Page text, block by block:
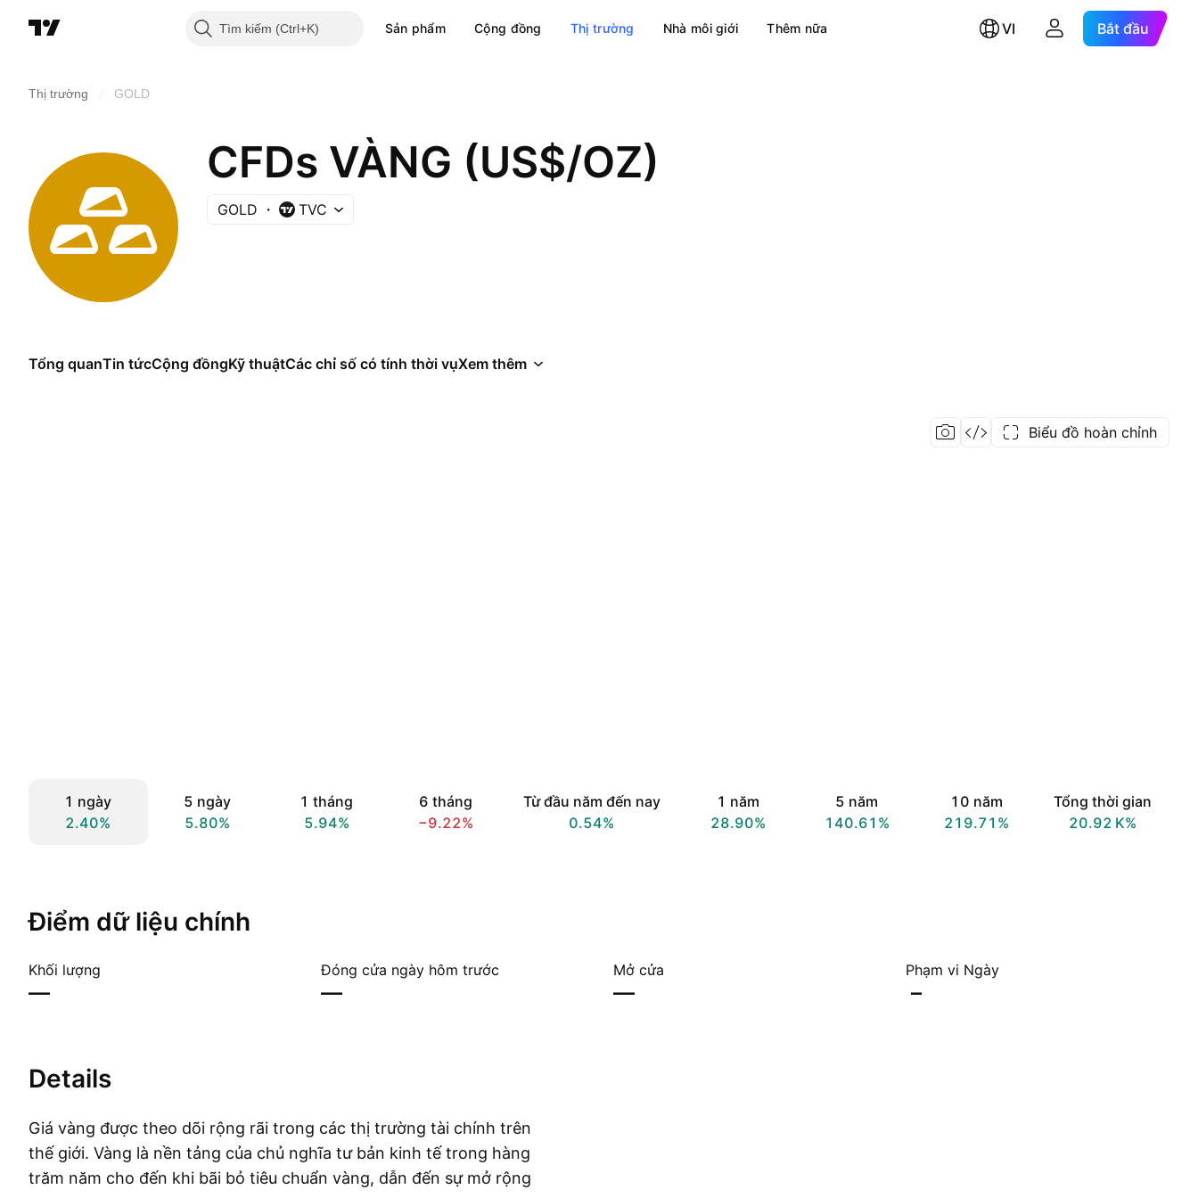
Tìm kiếm Sản phẩm Cộng đồng Thị trường Nhà môi giới Thêm nữa VI Bắt đầu
Thị trường GOLD
CFDs VÀNG (US$/OZ)
GOLD TVC
Tổng quanTin tứcCộng đồngKỹ thuậtCác chỉ số có tính thời vụXem thêm
Biểu đồ hoàn chỉnh
1 ngày
2.40%
5 ngày
5.80%
1 tháng
5.94%
6 tháng
−9.22%
Từ đầu năm đến nay
0.54%
1 năm
28.90%
5 năm
140.61%
10 năm
219.71%
Tổng thời gian
‪20.92 K‬%
Điểm dữ liệu chính
Khối lượng
—
Đóng cửa ngày hôm trước
—
Mở cửa
—
Phạm vi Ngày
–
Details
Giá vàng được theo dõi rộng rãi trong các thị trường tài chính trên
thế giới. Vàng là nền tảng của chủ nghĩa tư bản kinh tế trong hàng
trăm năm cho đến khi bãi bỏ tiêu chuẩn vàng, dẫn đến sự mở rộng